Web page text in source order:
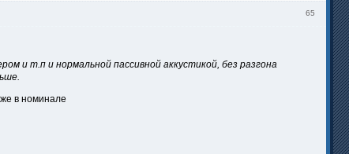
65
и т.п и нормальной пассивной аккустикой, без разгона
в номинале